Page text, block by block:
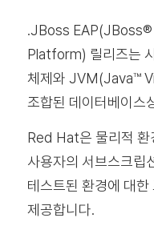
.JBoss EAP(JBoss®
Platform) 릴리즈는
체제와 JVM(Java™
조합된 데이터베이스
Red Hat은 물리적 환
사용자의 서브스크립
테스트된 환경에 대
제공합니다.